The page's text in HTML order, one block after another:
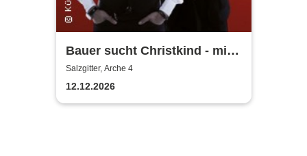
Bauer sucht Christkind - mit
Ralf Bauer & Pat Fritz
Salzgitter, Arche 4
12.12.2026